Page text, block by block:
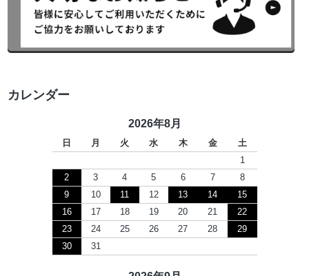
カレンダー
2026年8月
日 月 火 水 木 金
土
1
2
3 4 5 6 7
8
9
10 11 12 13 14
15
16
17 18 19 20 21
22
23
24 25 26 27 28
29
30
31